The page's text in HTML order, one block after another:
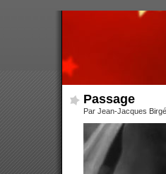
Passage
Par Jean-Jacques